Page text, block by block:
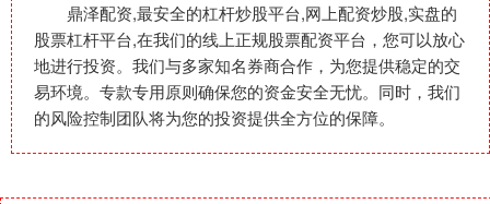
鼎泽配资,最安全的杠杆炒股平台,网上配资炒股,实盘的
股票杠杆平台,在我们的线上正规股票配资平台，您可以放心
地进行投资。我们与多家知名券商合作，为您提供稳定的交
易环境。专款专用原则确保您的资金安全无忧。同时，我们
的风险控制团队将为您的投资提供全方位的保障。